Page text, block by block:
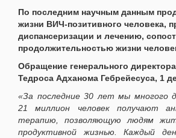
По последним научным данным
жизни ВИЧ-позитивного человека,
диспансеризации и лечению,
продолжительностью жизни
Обращение генерального
Тедроса Адханома Гебрейесуса, 1
«За последние 30 лет мы многого
21 миллион человек получают
терапию, позволяющую людям
продуктивной жизнью. Каждый